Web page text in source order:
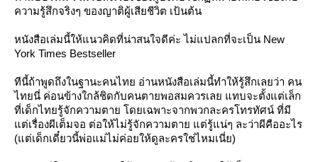
ความรู้สึกจริงๆ ของญาติผู้เสียชีวิต เป้นต้น
หนังสือเล่มนี้ให้แนวคิดที่น่าสนใจดีค่ะ ไม่แปลกที่จะเป็น New
York Times Bestseller
ทีนี้ถ้าพูดถึงในฐานะคนไทย อ่านหนังสือเล่มนี้ทำให้รู้สึกเลยว่า คน
ไทยนี่ ค่อนข้างใกล้ชิดกับคนตายพอสมควรเลย แทบจะตั้งแต่เล็ก
ที่เด็กไทยรู้จักความตาย โดยเฉพาะจากพวกละครโทรทัศน์ ที่มี
ต่เรื่องผีเต็มจอ ต่อให้ไม่รู้จักความตาย แต่รู้แน่ๆ ละว่าผีคืออะไร
(แต่เด็กเดี๋ยวนี้พ่อแม่ไม่ค่อยให้ดูละครใช่ไหมเนี่ย)